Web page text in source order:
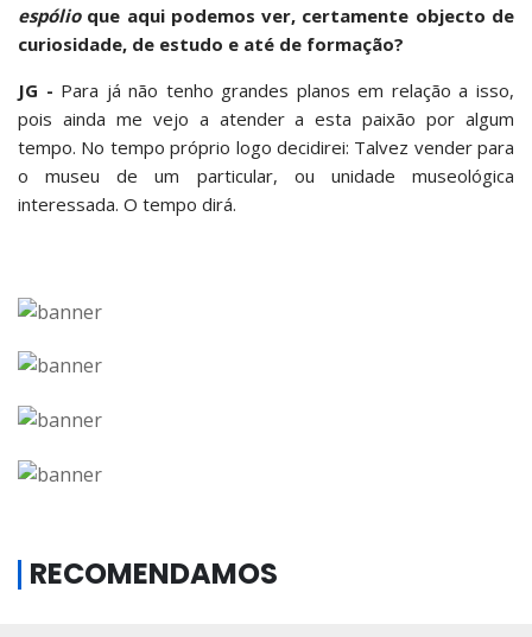
espólioque aqui podemos ver, certamente objecto de
curiosidade, de estudo e até de formação?
JG - Para já não tenho grandes planos em relação a isso,
pois ainda me vejo a atender a esta paixão por algum
tempo. No tempo próprio logo decidirei: Talvez vender para
o museu de um particular, ou unidade museológica
interessada. O tempo dirá.
RECOMENDAMOS